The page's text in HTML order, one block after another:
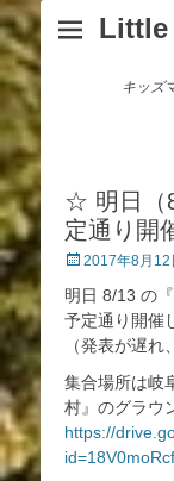
Little
キッズ
☆ 明日（
定通り開
投
日
2017年8月12
明日 8/13 の
予定通り開催
（発表が遅れ
集合場所は岐
村』のグラウ
https://